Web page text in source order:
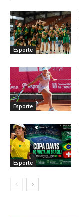
Esporte
Esporte
Esporte